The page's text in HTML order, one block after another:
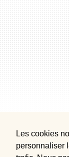
Les cookies
personnaliser